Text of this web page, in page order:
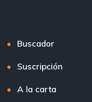
Buscador
Suscripción
A la carta